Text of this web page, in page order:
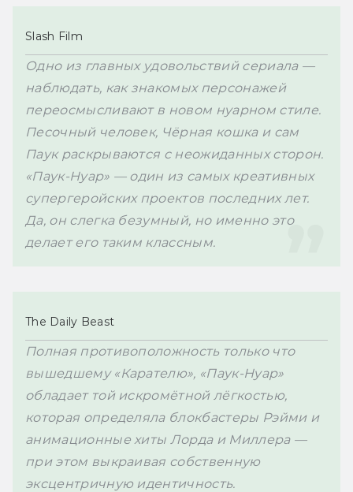
Slash Film
Одно из главных удовольствий сериала —
наблюдать, как знакомых персонажей
переосмысливают в новом нуарном стиле.
Песочный человек, Чёрная кошка и сам
Паук раскрываются с неожиданных сторон.
«Паук-Нуар» — один из самых креативных
супергеройских проектов последних лет.
Да, он слегка безумный, но именно это
делает его таким классным.
The Daily Beast
Полная противоположность только что
вышедшему «Карателю», «Паук-Нуар»
обладает той искромётной лёгкостью,
которая определяла блокбастеры Рэйми и
анимационные хиты Лорда и Миллера —
при этом выкраивая собственную
эксцентричную идентичность.